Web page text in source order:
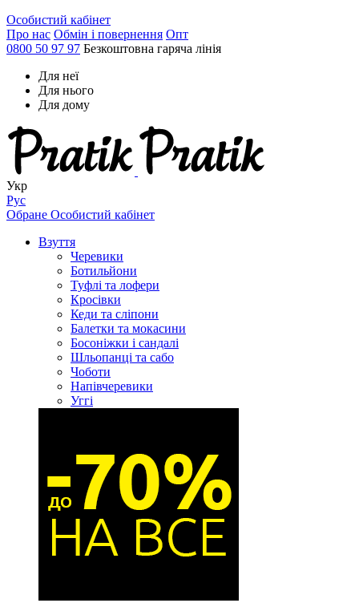
Особистий кабінет
Про нас Обмін і повернення Опт
0800 50 97 97 Безкоштовна гаряча лінія
Для неї
Для нього
Для дому
Укр
Рус
Обране Особистий кабінет
Взуття
Черевики
Ботильйони
Туфлі та лофери
Кросівки
Кеди та сліпони
Балетки та мокасини
Босоніжки і сандалі
Шльопанці та сабо
Чоботи
Напівчеревики
Уггі